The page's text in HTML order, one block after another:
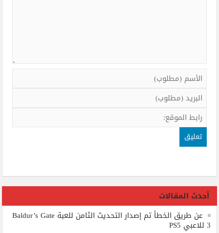
أحدث المقالات
عن طريق الخطأ تم إصدار التحديث الثامن للعبة Baldur’s Gate
3 للاعبي PS5